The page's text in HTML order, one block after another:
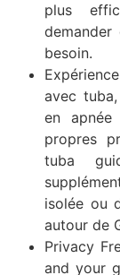
plus
besoin.
avec
en
propres
tuba
isolée ou
autour de
Privacy
and your